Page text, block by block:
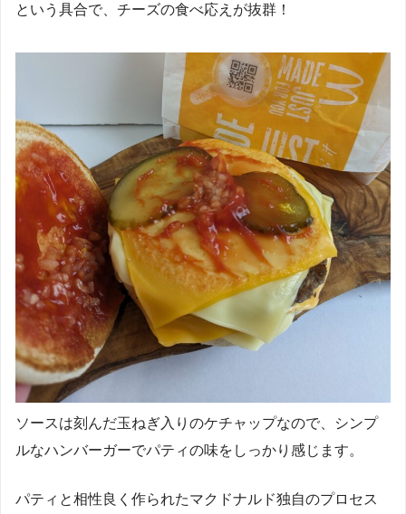
という具合で、チーズの食べ応えが抜群！
ソースは刻んだ玉ねぎ入りのケチャップなので、シンプ
ルなハンバーガーでパティの味をしっかり感じます。
パティと相性良く作られたマクドナルド独自のプロセス